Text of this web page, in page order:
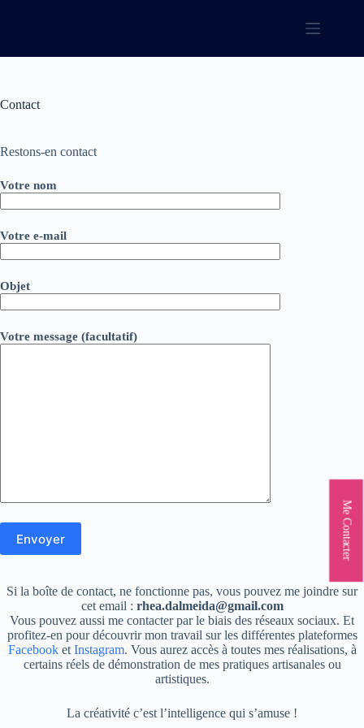
Contact
Restons-en contact
Votre nom
Votre e-mail
Objet
Votre message (facultatif)
Si la boîte de contact, ne fonctionne pas, vous pouvez me joindre sur
cet email : rhea.dalmeida@gmail.com
Vous pouvez aussi me contacter par le biais des réseaux sociaux. Et
profitez-en pour découvrir mon travail sur les différentes plateformes
Facebook et Instagram. Vous aurez accès à toutes mes réalisations, à
certains réels de démonstration de mes pratiques artisanales ou
artistiques.
La créativité c’est l’intelligence qui s’amuse !
Me Contacter